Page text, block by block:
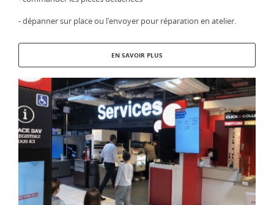
- dépanner sur place ou l'envoyer pour réparation en atelier.
EN SAVOIR PLUS